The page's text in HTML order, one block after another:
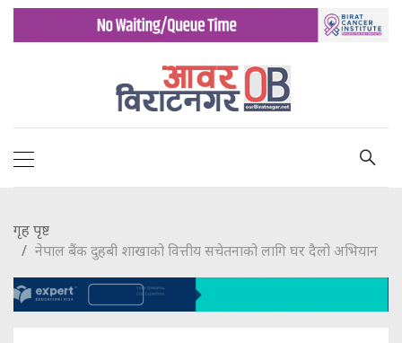
गृह पृष्ट
नेपाल बैंक दुहबी शाखाको वित्तीय सचेतनाको लागि घर दैलो अभियान